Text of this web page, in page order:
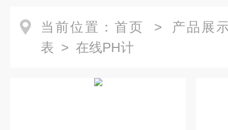
当前位置： 首页 > 产品展
表 > 在线PH计